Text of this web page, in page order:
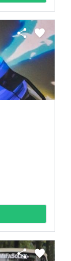
share favorite
share favorite